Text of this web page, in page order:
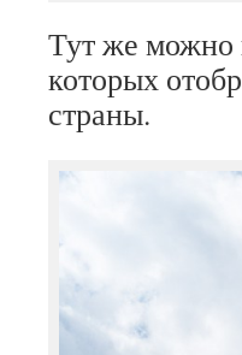
Тут же можно
которых
страны.